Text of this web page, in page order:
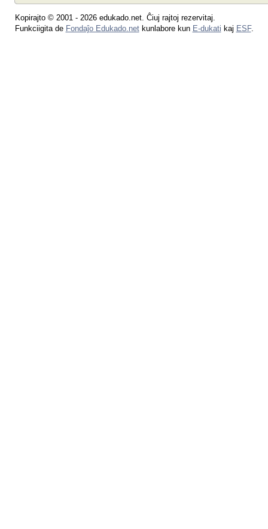
Kopirajto © 2001 - 2026 edukado.net. Ĉiuj rajtoj rezervitaj.
Funkciigita de Fondaĵo Edukado.netkunlabore kun E-dukati kaj ESF.